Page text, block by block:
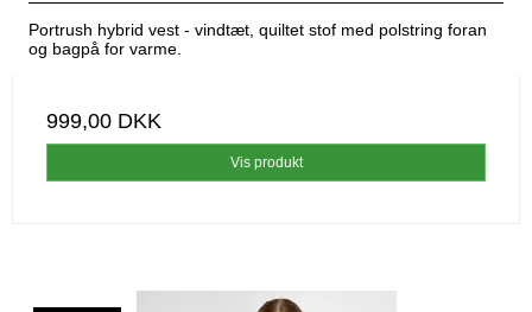
Portrush hybrid vest - vindtæt, quiltet stof med polstring foran
og bagpå for varme.
999,00 DKK
Vis produkt